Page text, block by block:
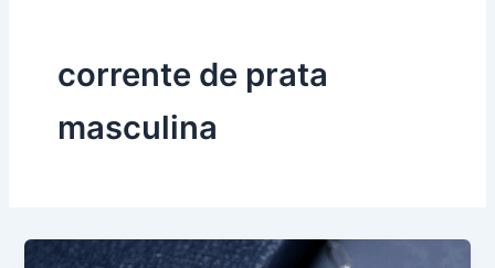
corrente de prata
masculina